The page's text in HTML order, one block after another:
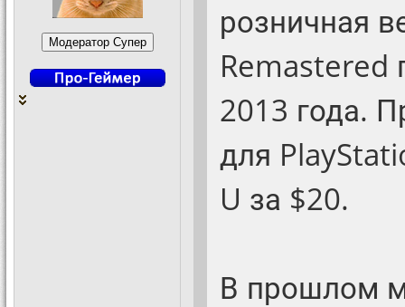
розничная
Remastered
2013 года.
для
U за $20.
В прошлом